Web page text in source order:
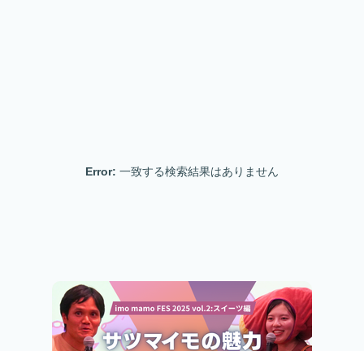
Error: 一致する検索結果はありません